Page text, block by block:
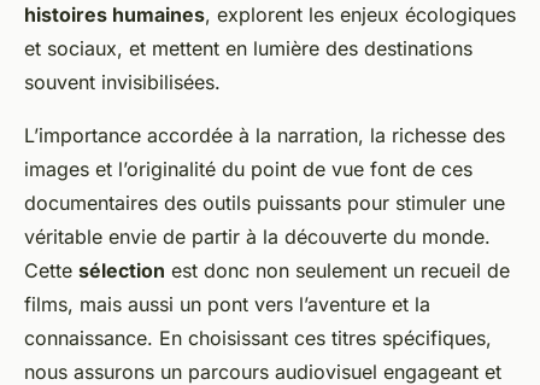
histoires humaines, explorent les enjeux écologiques
et sociaux, et mettent en lumière des destinations
souvent invisibilisées.
L’importance accordée à la narration, la richesse des
images et l’originalité du point de vue font de ces
documentaires des outils puissants pour stimuler une
véritable envie de partir à la découverte du monde.
Cette sélection est donc non seulement un recueil de
films, mais aussi un pont vers l’aventure et la
connaissance. En choisissant ces titres spécifiques,
nous assurons un parcours audiovisuel engageant et